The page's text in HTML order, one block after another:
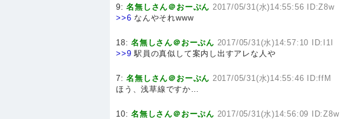
9:名無しさん＠おーぷん 2017/05/31(水)14:55:56 ID:Z8w
>>6 なんやそれwww
18:名無しさん＠おーぷん 2017/05/31(水)14:57:10 ID:I1l
>>9 駅員の真似して案内し出すアレな人や
7:名無しさん＠おーぷん 2017/05/31(水)14:55:46 ID:ffM
ほう、浅草線ですか…
10:名無しさん＠おーぷん 2017/05/31(水)14:56:09 ID:Z8w